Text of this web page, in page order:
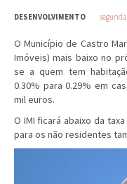
DESENVOLVIMENTO
O Município de Castro
Imóveis) mais baixo no
se a quem tem
0.30% para 0.29% em
mil euros.
O IMI ficará abaixo da
para os não residentes